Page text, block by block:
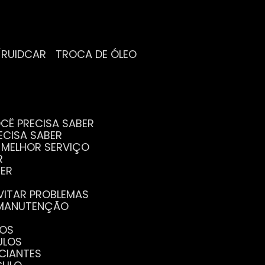
TROCA DE ÓLEO
PRECISA SABER
SABER
SERVIÇO
PROBLEMAS